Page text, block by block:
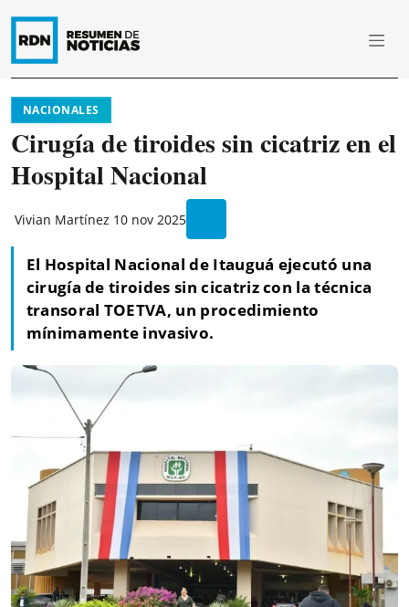
NACIONALES
Cirugía de tiroides sin cicatriz en el
Hospital Nacional
Vivian Martínez 10 nov 2025
El Hospital Nacional de Itauguá ejecutó una
cirugía de tiroides sin cicatriz con la técnica
transoral TOETVA, un procedimiento
mínimamente invasivo.